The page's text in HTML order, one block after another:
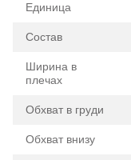
Единица
Состав
Ширина в
плечах
Обхват в груди
Обхват внизу